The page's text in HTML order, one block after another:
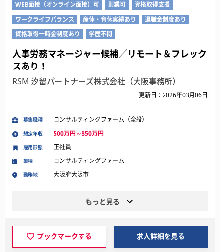
WEB面接（オンライン面接）可
副業可
資格取得支援
ワークライフバランス
産休・育休実績あり
退職金制度あり
資格取得一時金制度あり
学歴不問
人事労務マネージャー候補／リモート＆フレック
スあり！
RSM 汐留パートナーズ株式会社（大阪事務所）
更新日：2026年03月06日
募集職種 コンサルティングファーム（全般）
想定年収 500万円～850万円
業種 コンサルティングファーム
勤務地 大阪府大阪市
雇用形態 正社員
もっと見る
ブックマークする 求人詳細を見る